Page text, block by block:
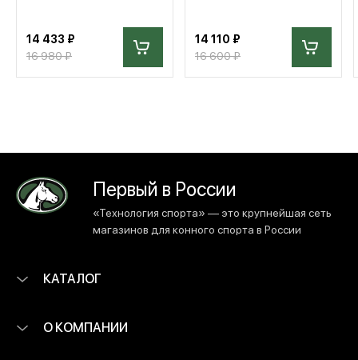
14 433 ₽
16 980 ₽
14 110 ₽
16 600 ₽
Первый в России
«Технология спорта» — это крупнейшая сеть
магазинов для конного спорта в России
КАТАЛОГ
О КОМПАНИИ